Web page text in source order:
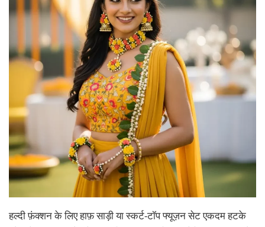
हल्दी फ़ंक्शन के लिए हाफ़ साड़ी या स्कर्ट-टॉप फ्यूज़न सेट एकदम हटके